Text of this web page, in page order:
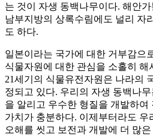
는 것이 자생 동백나무이다. 해안
남부지방의 상록수림에도 널리 자
도 하다.
일본이라는 국가에 대한 거부감으
식물자원에 대한 관심을 소홀히 해
21세기의 식물유전자원은 나라의
정되고 있다. 우리의 자생 동백나
을 알리고 우수한 형질을 개발하여
가치가 충분하다. 이제부터라도
오해를 씻고 보전과 개발에 더 많